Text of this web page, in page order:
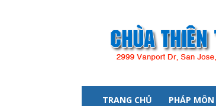
Thiên
Trúc
TRANG CHỦ PHÁP